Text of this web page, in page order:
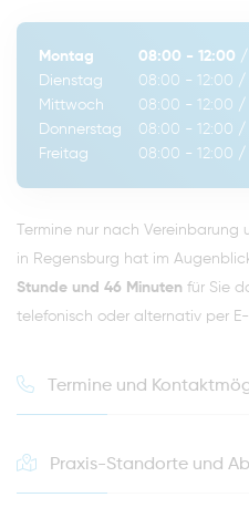
Montag 08:00 - 12:00 /
Dienstag
08:00 - 12:00 /
Mittwoch
08:00 - 12:00 /
Donnerstag
08:00 - 12:00 /
Freitag
08:00 - 12:00 /
Termine nur nach Vereinbarung
in Regensburg hat im
Stunde und 46 Minuten für Sie
telefonisch oder alternativ per
Termine und
Praxis-Standorte und